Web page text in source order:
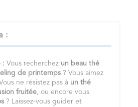
:
: Vous recherchez un beau thé
de printemps ? Vous aimez
ne résistez pas à un thé
fruitée, ou encore vous
? Laissez-vous guider et